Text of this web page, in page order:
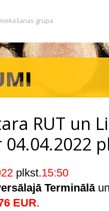
grupa
RUT un
plkst.15:50
Terminālā
EUR.